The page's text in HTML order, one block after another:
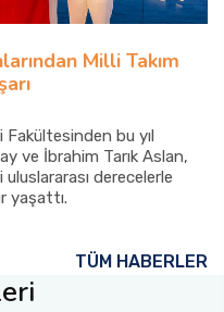
Milli Takım
bu yıl
ve İbrahim Tarık Aslan,
derecelerle
yaşattı.
TÜM HABERLER